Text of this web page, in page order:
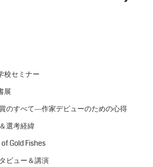
校セミナー
展
のすべて―作家デビューのための心得
選考経緯
Gold Fishes
ビュー＆講演